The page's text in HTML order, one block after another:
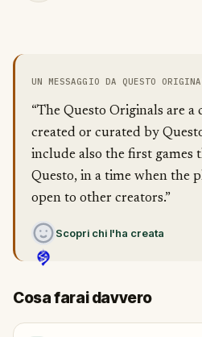
UN MESSAGGIO DA QUESTO
“The Questo Originals are a
created or curated by
include also the first games
Questo, in a time when the
open to other creators.”
Scopri chi l'ha creata
Cosa farai davvero